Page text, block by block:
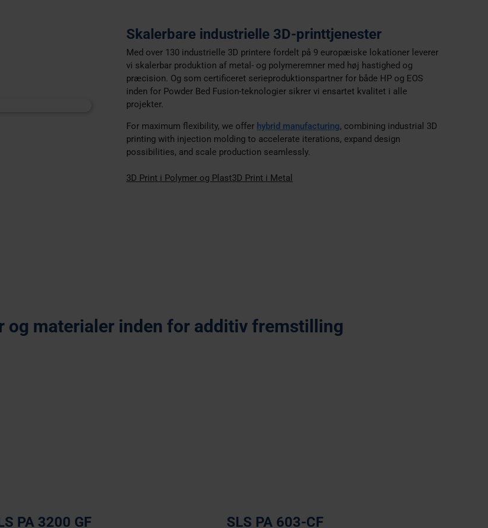
Skalerbare industrielle 3D-printtjenester
Med over 130 industrielle 3D printere fordelt på 9 europæiske lokationer leverer
vi skalerbar produktion af metal- og polymeremner med høj hastighed og
præcision. Og som certificeret serieproduktionspartner for både HP og EOS
inden for Powder Bed Fusion-teknologier sikrer vi ensartet kvalitet i alle
projekter.
For maximum flexibility, we offer hybrid manufacturing, combining industrial 3D
printing with injection molding to accelerate iterations, expand design
possibilities, and scale production seamlessly.
3D Print i Polymer og Plast3D Print i Metal
og materialer inden for additiv fremstilling
Sintering Stereolitograpfi Fused Deposition Modelling
PA 3200 GF SLS PA 603-CF